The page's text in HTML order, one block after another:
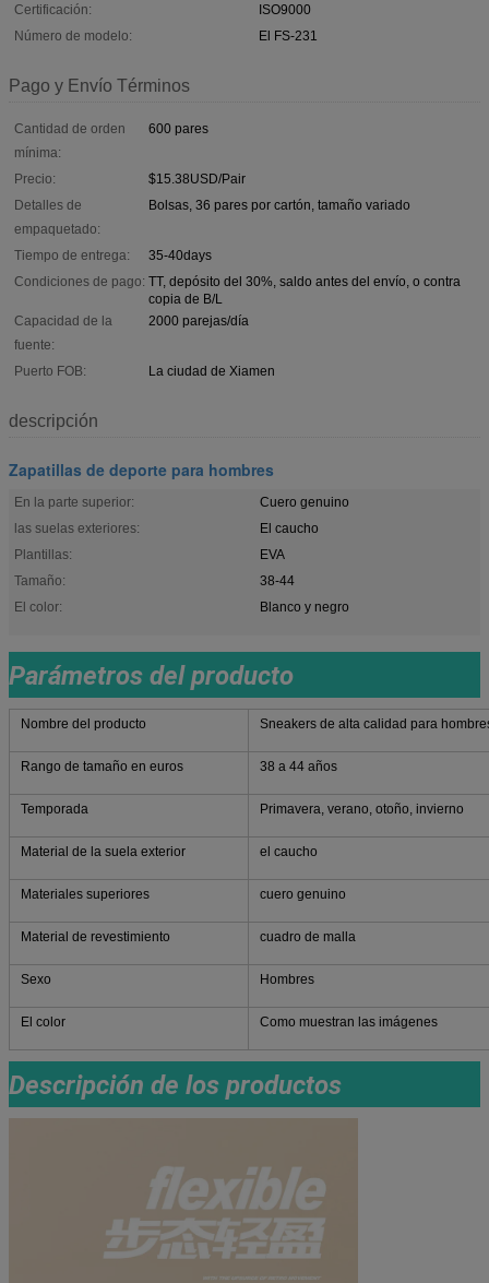
Certificación:
ISO9000
Número de modelo:
El FS-231
Pago y Envío Términos
Cantidad de orden
mínima:
600 pares
Precio:
$15.38USD/Pair
Detalles de
empaquetado:
Bolsas, 36 pares por cartón, tamaño variado
Tiempo de entrega:
35-40days
Condiciones de pago: TT, depósito del 30%, saldo antes del envío, o contra
copia de B/L
Capacidad de la
fuente:
2000 parejas/día
Puerto FOB: La ciudad de Xiamen
descripción
Zapatillas de deporte para hombres
En la parte superior:
Cuero genuino
las suelas exteriores:
El caucho
Plantillas:
EVA
Tamaño:
38-44
El color:
Blanco y negro
Parámetros del producto
Nombre del producto Sneakers de alta calidad para
Rango de tamaño en euros 38 a 44 años
Temporada Primavera, verano, otoño, invierno
Material de la suela exterior el caucho
Materiales superiores cuero genuino
Material de revestimiento cuadro de malla
Sexo Hombres
El color Como muestran las imágenes
Descripción de los productos